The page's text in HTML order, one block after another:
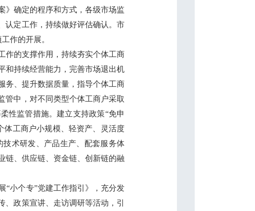
》确定的程序和方式，各级市场监
认定工作，持续做好评估确认。市
作的开展。
的支撑作用，持续夯实个体工商
和持续经营能力，完善市场退出机
务、提升数据质量，指导个体工商
管中，对不同类型个体工商户采取
性监管措施。建立支持政策“免申
体工商户小规模、轻资产、灵活度
术研发、产品生产、配套服务体
链、供应链、资金链、创新链的融
小个专”党建工作指引》，充分发
政策宣讲、走访调研等活动，引